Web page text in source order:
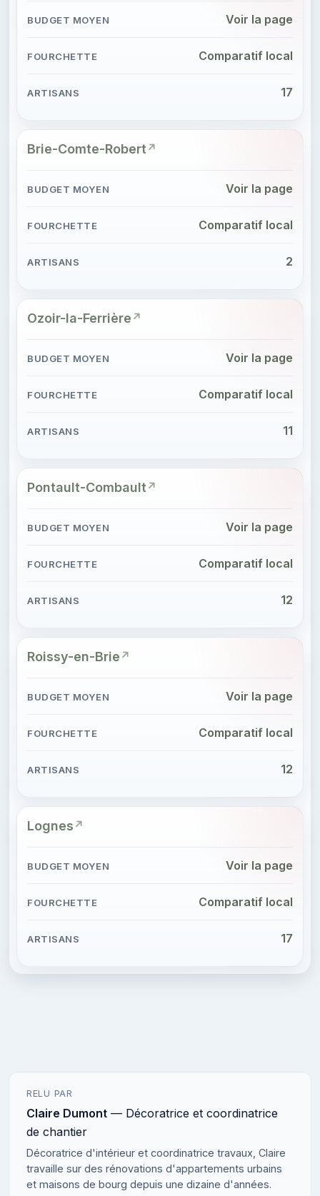
Voir la page
Comparatif local
17
Brie-Comte-Robert
Voir la page
Comparatif local
2
Ozoir-la-Ferrière
Voir la page
Comparatif local
11
Pontault-Combault
Voir la page
Comparatif local
12
Roissy-en-Brie
Voir la page
Comparatif local
12
Lognes
Voir la page
Comparatif local
17
RELU PAR
Claire Dumont — Décoratrice et coordinatrice
de chantier
Décoratrice d'intérieur et coordinatrice travaux, Claire
travaille sur des rénovations d'appartements urbains
et maisons de bourg depuis une dizaine d'années.